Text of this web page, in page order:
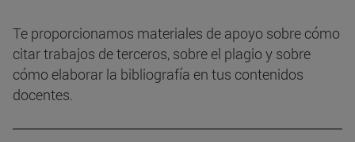
Te proporcionamos materiales de apoyo sobre cómo
citar trabajos de terceros, sobre el plagio y sobre
cómo elaborar la bibliografía en tus contenidos
docentes.